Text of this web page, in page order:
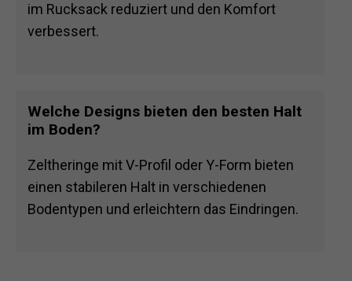
im Rucksack reduziert und den Komfort
verbessert.
Welche Designs bieten den besten Halt
im Boden?
Zeltheringe mit V-Profil oder Y-Form bieten
einen stabileren Halt in verschiedenen
Bodentypen und erleichtern das Eindringen.